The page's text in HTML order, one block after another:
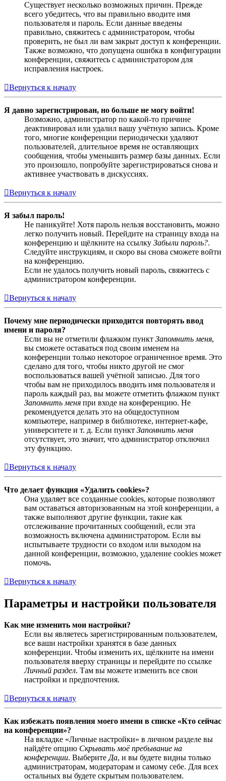
Существует несколько возможных причин. Прежде
всего убедитесь, что вы правильно вводите имя
пользователя и пароль. Если данные введены
правильно, свяжитесь с администратором, чтобы
проверить, не был ли вам закрыт доступ к конференции.
Также возможно, что допущена ошибка в конфигурации
конференции, свяжитесь с администратором для
исправления настроек.
Вернуться к началу
Я давно зарегистрирован, но больше не могу войти!
Возможно, администратор по какой-то причине
деактивировал или удалил вашу учётную запись. Кроме
того, многие конференции периодически удаляют
пользователей, длительное время не оставляющих
сообщения, чтобы уменьшить размер базы данных. Если
это произошло, попробуйте зарегистрироваться снова и
активнее участвовать в дискуссиях.
Вернуться к началу
Я забыл пароль!
Не паникуйте! Хотя пароль нельзя восстановить, можно
легко получить новый. Перейдите на страницу входа на
конференцию и щёлкните на ссылку Забыли пароль?.
Следуйте инструкциям, и скоро вы снова сможете войти
на конференцию.
Если не удалось получить новый пароль, свяжитесь с
администратором конференции.
Вернуться к началу
Почему мне периодически приходится повторять ввод
имени и пароля?
Если вы не отметили флажком пункт Запомнить меня,
вы сможете оставаться под своим именем на
конференции только некоторое ограниченное время. Это
сделано для того, чтобы никто другой не смог
воспользоваться вашей учётной записью. Для того
чтобы вам не приходилось вводить имя пользователя и
пароль каждый раз, вы можете отметить флажком пункт
Запомнить меня при входе на конференцию. Не
рекомендуется делать это на общедоступном
компьютере, например в библиотеке, интернет-кафе,
университете и т. д. Если пункт Запомнить меня
отсутствует, это значит, что администратор отключил
эту функцию.
Вернуться к началу
Что делает функция «Удалить cookies»?
Она удаляет все созданные cookies, которые позволяют
вам оставаться авторизованным на этой конференции, а
также выполняют другие функции, такие как
отслеживание прочитанных сообщений, если эта
возможность включена администратором. Если вы
испытываете трудности со входом или выходом на
данной конференции, возможно, удаление cookies может
помочь.
Вернуться к началу
Параметры и настройки пользователя
Как мне изменить мои настройки?
Если вы являетесь зарегистрированным пользователем,
все ваши настройки хранятся в базе данных
конференции. Чтобы изменить их, щёлкните на имени
пользователя вверху страницы и перейдите по ссылке
Личный раздел. Там вы можете изменить все свои
настройки и предпочтения.
Вернуться к началу
Как избежать появления моего имени в списке «Кто сейчас
на конференции»?
На вкладке «Личные настройки» в личном разделе вы
найдёте опцию Скрывать моё пребывание на
конференции. Выберите Да, и вы будете видны только
администраторам, модераторам и самому себе. Для всех
остальных вы будете скрытым пользователем.